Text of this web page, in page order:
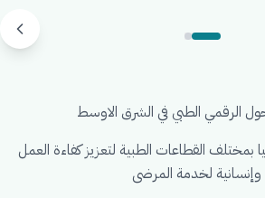
الرقمي الطبي في الشرق الاوسط
بمختلف القطاعات الطبية لتعزيز كفاءة العمل
لخدمة المرضى